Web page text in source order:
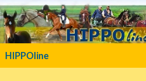
HIPPOline